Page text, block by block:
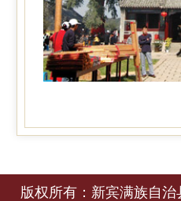
版权所有：新宾满族自